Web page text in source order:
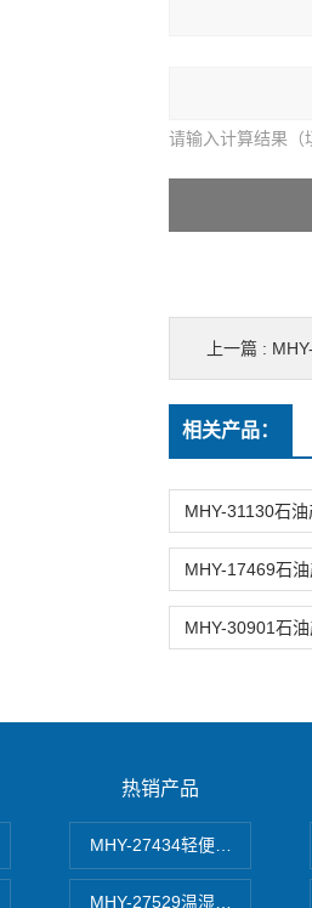
请输入计算结果（
上一篇 :
相关产品：
热销产品
MHY-27434轻便式自动水质
MHY-27529温湿度记录仪